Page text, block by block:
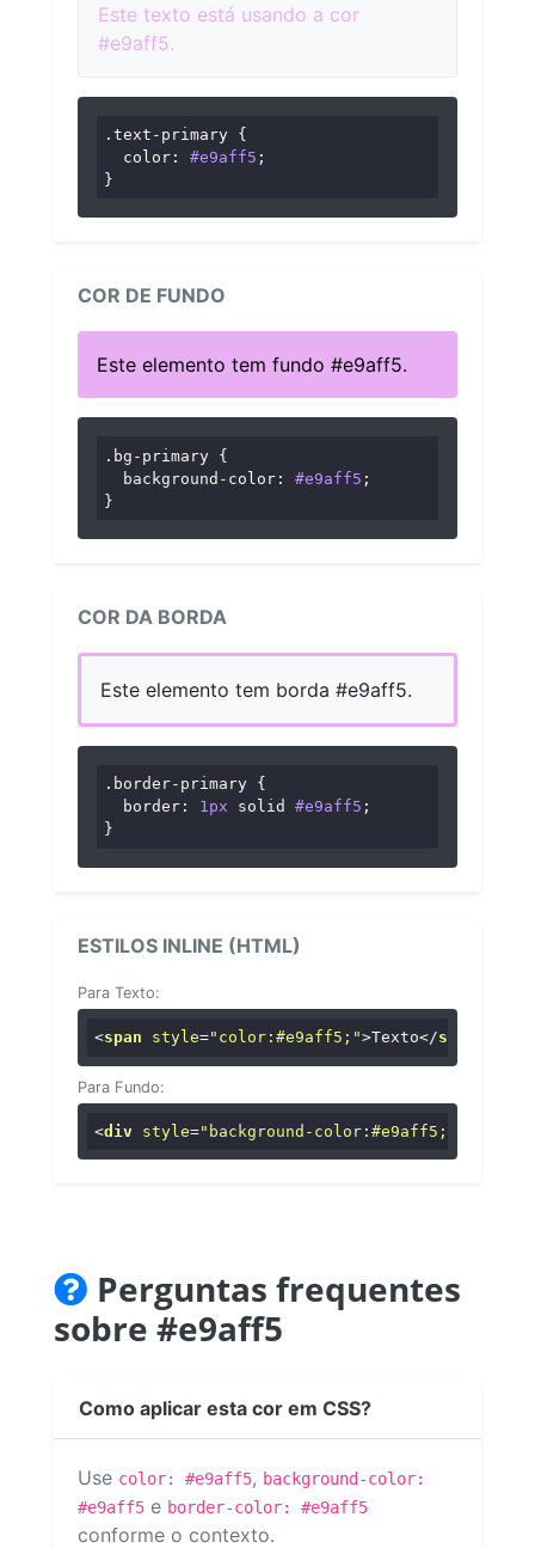
Este texto está usando a cor
#e9aff5.
.text-primary {
color : #e9aff5 ;
}
COR DE FUNDO
Este elemento tem fundo #e9aff5.
.bg-primary {
background-color : #e9aff5 ;
}
COR DA BORDA
Este elemento tem borda #e9aff5.
.border-primary {
border : 1px solid #e9aff5 ;
}
ESTILOS INLINE (HTML)
Para Texto:
<span style="color:#e9aff5;">Texto</span
Para Fundo:
<div style="background-color:#e9aff5;"
Perguntas frequentes
sobre #e9aff5
Como aplicar esta cor em CSS?
Use color: #e9aff5, background-color:
#e9aff5 e border-color: #e9aff5
conforme o contexto.